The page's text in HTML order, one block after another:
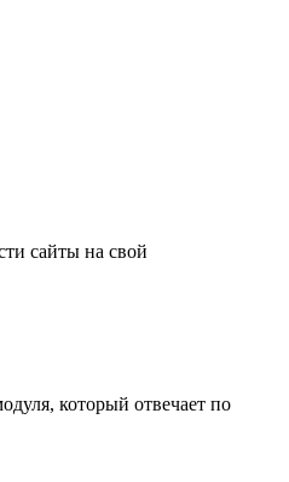
сайты на свой
который отвечает по